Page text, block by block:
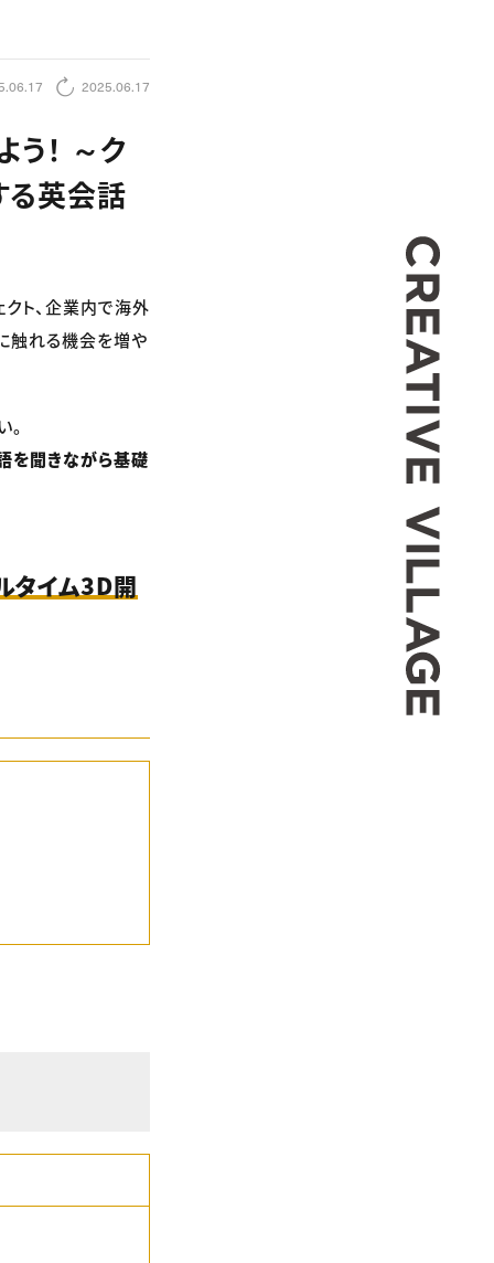
2025.06.17
！ ～ク
る英会話
ト、企業内で海外
触れる機会を増や
を聞きながら基礎
タイム3D開